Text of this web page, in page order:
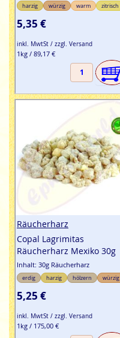
harzig würzig warm zitrisch
5,35 €
inkl. MwtSt / zzgl. Versand
1kg / 89,17 €
Räucherharz
Copal Lagrimitas
Räucherharz Mexiko 30g
Inhalt: 30g Räucherharz
erdig harzig hölzern würzig
5,25 €
inkl. MwtSt / zzgl. Versand
1kg / 175,00 €